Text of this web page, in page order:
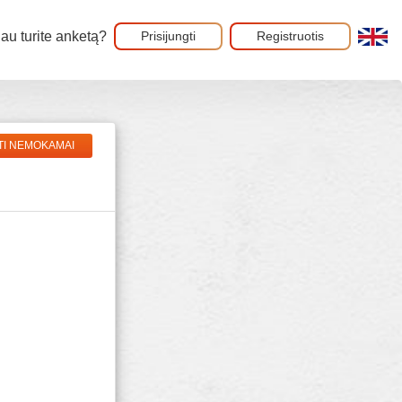
Registruotis
Prisijungti
turite anketą?
NEMOKAMAI